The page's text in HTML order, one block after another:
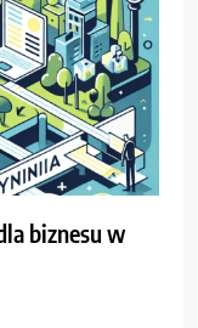
biznesu w